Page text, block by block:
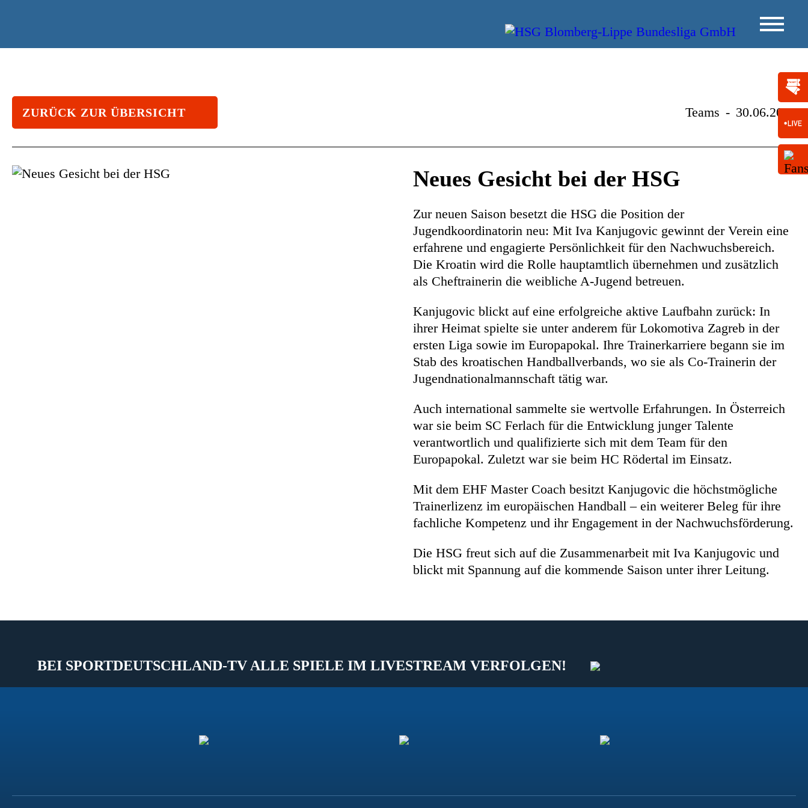
ZURÜCK ZUR ÜBERSICHT Teams - 30.06.2025
Neues Gesicht bei der HSG
Zur neuen Saison besetzt die HSG die Position der
Jugendkoordinatorin neu: Mit Iva Kanjugovic gewinnt der Verein eine
erfahrene und engagierte Persönlichkeit für den Nachwuchsbereich.
Die Kroatin wird die Rolle hauptamtlich übernehmen und zusätzlich
als Cheftrainerin die weibliche A-Jugend betreuen.
Kanjugovic blickt auf eine erfolgreiche aktive Laufbahn zurück: In
ihrer Heimat spielte sie unter anderem für Lokomotiva Zagreb in der
ersten Liga sowie im Europapokal. Ihre Trainerkarriere begann sie im
Stab des kroatischen Handballverbands, wo sie als Co-Trainerin der
Jugendnationalmannschaft tätig war.
Auch international sammelte sie wertvolle Erfahrungen. In Österreich
war sie beim SC Ferlach für die Entwicklung junger Talente
verantwortlich und qualifizierte sich mit dem Team für den
Europapokal. Zuletzt war sie beim HC Rödertal im Einsatz.
Mit dem EHF Master Coach besitzt Kanjugovic die höchstmögliche
Trainerlizenz im europäischen Handball – ein weiterer Beleg für ihre
fachliche Kompetenz und ihr Engagement in der Nachwuchsförderung.
Die HSG freut sich auf die Zusammenarbeit mit Iva Kanjugovic und
blickt mit Spannung auf die kommende Saison unter ihrer Leitung.
BEI SPORTDEUTSCHLAND-TV ALLE SPIELE IM LIVESTREAM VERFOLGEN!